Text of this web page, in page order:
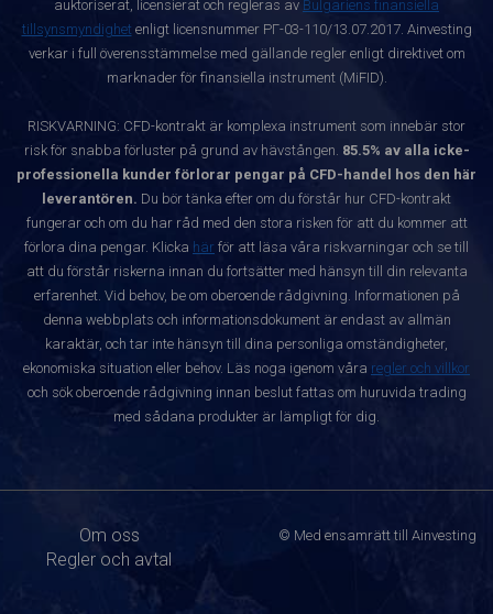
auktoriserat, licensierat och regleras av Bulgariens finansiella
tillsynsmyndighetenligt licensnummer РГ-03-110/13.07.2017. Ainvesting
verkar i full överensstämmelse med gällande regler enligt direktivet om
marknader för finansiella instrument (MiFID).
RISKVARNING: CFD-kontrakt är komplexa instrument som innebär stor
risk för snabba förluster på grund av hävstången. 85.5% av alla icke-
professionella kunder förlorar pengar på CFD-handel hos den här
leverantören. Du bör tänka efter om du förstår hur CFD-kontrakt
fungerar och om du har råd med den stora risken för att du kommer att
förlora dina pengar. Klicka här för att läsa våra riskvarningar och se till
att du förstår riskerna innan du fortsätter med hänsyn till din relevanta
erfarenhet. Vid behov, be om oberoende rådgivning. Informationen på
denna webbplats och informationsdokument är endast av allmän
karaktär, och tar inte hänsyn till dina personliga omständigheter,
ekonomiska situation eller behov. Läs noga igenom våra regler och villkor
och sök oberoende rådgivning innan beslut fattas om huruvida trading
med sådana produkter är lämpligt för dig.
Om oss
Regler och avtal
© Med ensamrätt till Ainvesting